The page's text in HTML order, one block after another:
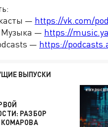
— https://vk.com/
Музыка — https://
— https://
ВЫПУСКИ
РАЗБОР